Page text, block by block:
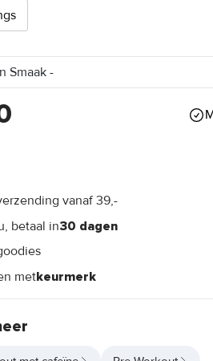
vanaf 39,-
betaal in30 dagen
metkeurmerk